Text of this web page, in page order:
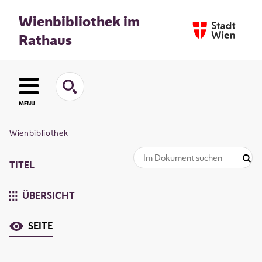
Wienbibliothek im
Rathaus
MENU
Wienbibliothek
TITEL
ÜBERSICHT
SEITE